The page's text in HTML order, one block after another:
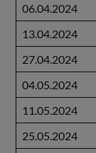
06.04.2024
13.04.2024
27.04.2024
04.05.2024
11.05.2024
25.05.2024